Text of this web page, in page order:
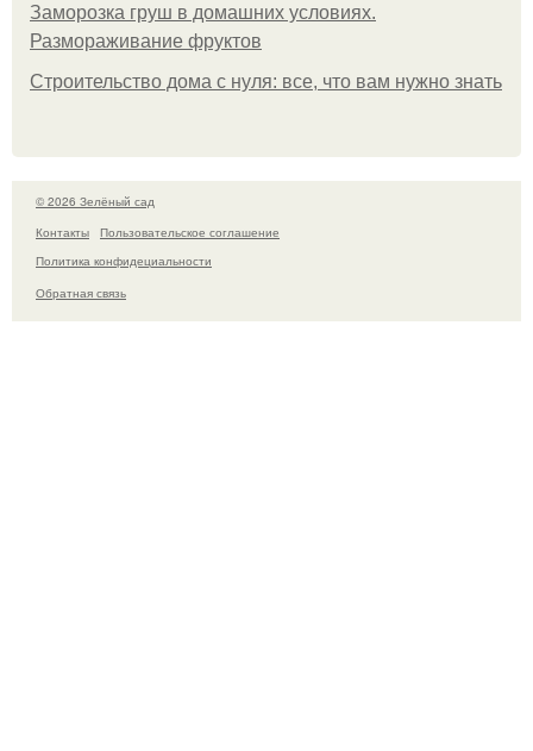
Заморозка груш в домашних условиях.
Размораживание фруктов
Строительство дома с нуля: все, что вам нужно знать
© 2026 Зелёный сад
Контакты
Пользовательское соглашение
Политика конфидециальности
Обратная связь